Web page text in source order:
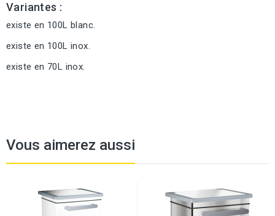
Variantes :
existe en 100L blanc.
existe en 100L inox.
existe en 70L inox.
Vous aimerez aussi